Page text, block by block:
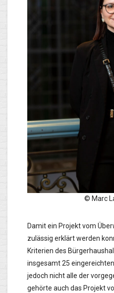
© Marc
Damit ein Projekt vom
zulässig erklärt werden
Kriterien des
insgesamt 25
jedoch nicht alle der
gehörte auch das Projekt